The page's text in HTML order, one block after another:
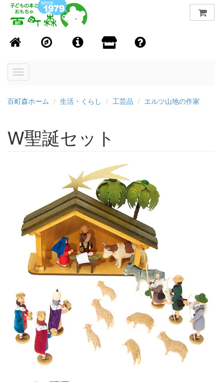
Toggle
百町森ホーム 生活・くらし 工芸品 エルツ山地の作家
W聖誕セット